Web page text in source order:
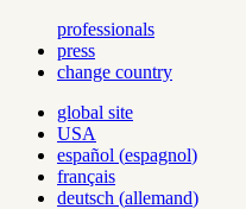
professionals
press
change country
global site
USA
español (espagnol)
français
deutsch (allemand)